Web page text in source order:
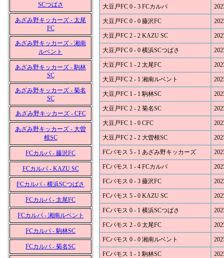
SCつばさ
あざみ野キッカーズ - 太尾
FC
あざみ野キッカーズ - 湘南
ルベント
あざみ野キッカーズ - 駒林
SC
あざみ野キッカーズ - 菊名
SC
あざみ野キッカーズ - CFC
あざみ野キッカーズ - 大曽
根SC
FCカルパ - 藤沢FC
FCカルパ - KAZU SC
FCカルパ - 横浜SCつばさ
FCカルパ - 太尾FC
FCカルパ - 湘南ルベント
FCカルパ - 駒林SC
FCカルパ - 菊名SC
大豆戸FC 0 - 3 FCカルパ
大豆戸FC 0 - 0 藤沢FC
大豆戸FC 2 - 2 KAZU SC
大豆戸FC 0 - 0 横浜SCつばさ
大豆戸FC 1 - 2 太尾FC
大豆戸FC 2 - 1 湘南ルベント
大豆戸FC 1 - 1 駒林SC
大豆戸FC 2 - 2 菊名SC
大豆戸FC 1 - 0 CFC
大豆戸FC 2 - 2 大曽根SC
FCバモス 5 - 1 あざみ野キッカーズ
FCバモス 1 - 4 FCカルパ
FCバモス 0 - 3 藤沢FC
FCバモス 5 - 0 KAZU SC
FCバモス 0 - 1 横浜SCつばさ
FCバモス 2 - 0 太尾FC
FCバモス 0 - 0 湘南ルベント
FCバモス 1 - 1 駒林SC